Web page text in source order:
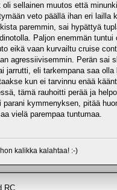
sellainen muutos että
veto päällä ihan eri lailla
paremmin, sai hypättyä
Paljon enemmän tuntui
eikä vaan kurvailtu cruise
agressiivisemmin. Perän sai
jarrutti, eli tarkempana saa olla
kun ei tarvinnu enää
tämä rauhoitti perää ja
parani kymmenyksen, pitää
vielä parempaa tuntumaa.
kalikka kalahtaa! :-)
RC